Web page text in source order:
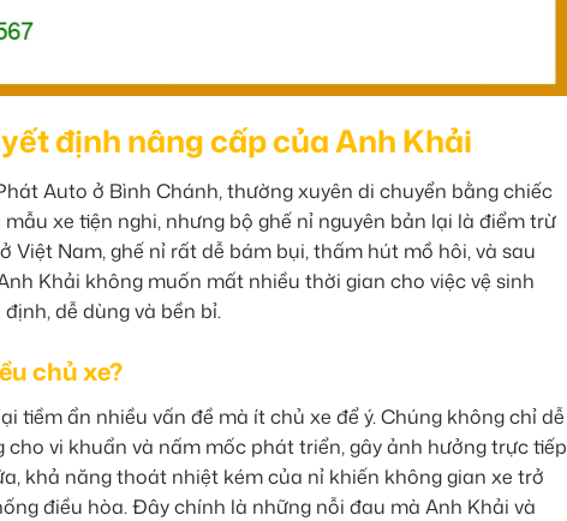
định nâng cấp của Anh Khải
Auto ở Bình Chánh, thường xuyên di chuyển bằng chiếc
xe tiện nghi, nhưng bộ ghế nỉ nguyên bản lại là điểm trừ
Nam, ghế nỉ rất dễ bám bụi, thấm hút mồ hôi, và sau
Khải không muốn mất nhiều thời gian cho việc vệ sinh
dễ dùng và bền bỉ.
chủ xe?
tiềm ẩn nhiều vấn đề mà ít chủ xe để ý. Chúng không chỉ dễ
vi khuẩn và nấm mốc phát triển, gây ảnh hưởng trực tiếp
khả năng thoát nhiệt kém của nỉ khiến không gian xe trở
điều hòa. Đây chính là những nỗi đau mà Anh Khải và